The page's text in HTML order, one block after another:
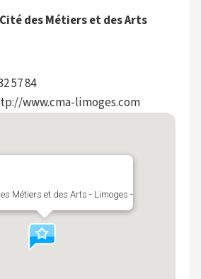
des Métiers et des Arts
57 84
www.cma-limoges.com
Métiers et des Arts - Limoges -